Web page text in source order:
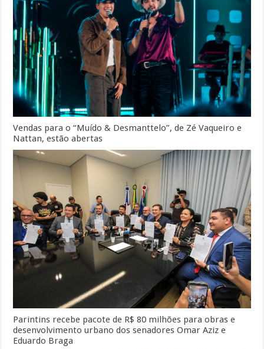
Vendas para o “Muído & Desmanttelo”, de Zé Vaqueiro e
Nattan, estão abertas
Parintins recebe pacote de R$ 80 milhões para obras e
desenvolvimento urbano dos senadores Omar Aziz e
Eduardo Braga